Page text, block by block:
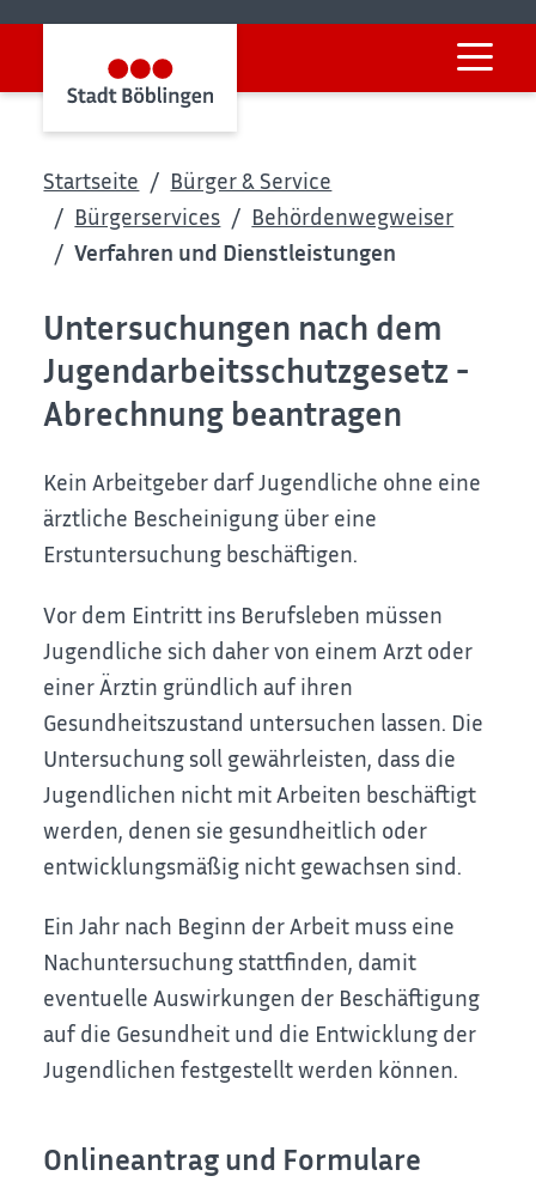
Startseite
Bürger & Service
Bürgerservices
Behördenwegweiser
Verfahren und Dienstleistungen
Untersuchungen nach dem
Jugendarbeitsschutzgesetz -
Abrechnung beantragen
Kein Arbeitgeber darf Jugendliche ohne eine
ärztliche Bescheinigung über eine
Erstuntersuchung beschäftigen.
Vor dem Eintritt ins Berufsleben müssen
Jugendliche sich daher von einem Arzt oder
einer Ärztin gründlich auf ihren
Gesundheitszustand untersuchen lassen. Die
Untersuchung soll gewährleisten, dass die
Jugendlichen nicht mit Arbeiten beschäftigt
werden, denen sie gesundheitlich oder
entwicklungsmäßig nicht gewachsen sind.
Ein Jahr nach Beginn der Arbeit muss eine
Nachuntersuchung stattfinden, damit
eventuelle Auswirkungen der Beschäftigung
auf die Gesundheit und die Entwicklung der
Jugendlichen festgestellt werden können.
Onlineantrag und Formulare